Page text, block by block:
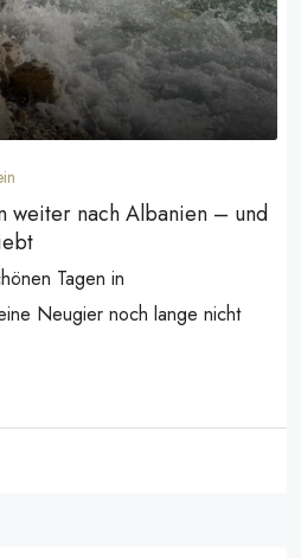
weiter nach Albanien – und
Tagen in
Neugier noch lange nicht